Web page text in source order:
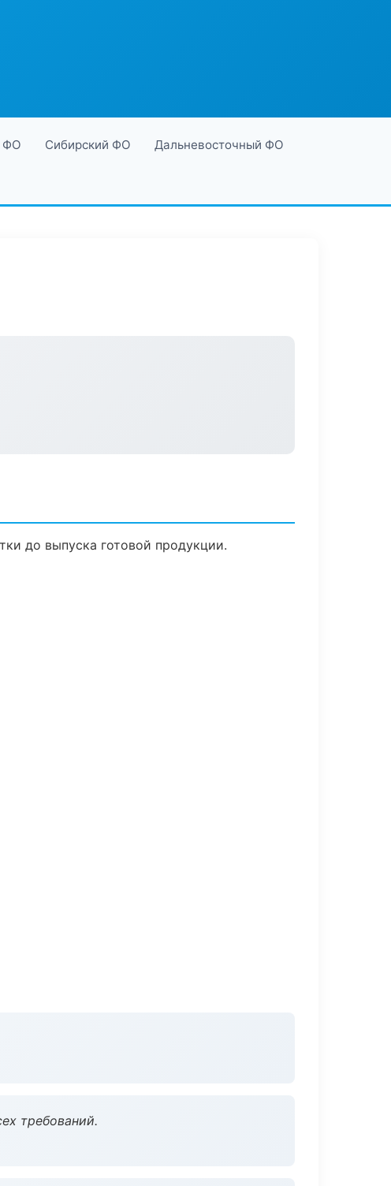
ФО Сибирский ФО Дальневосточный ФО
до выпуска готовой продукции.
требований.